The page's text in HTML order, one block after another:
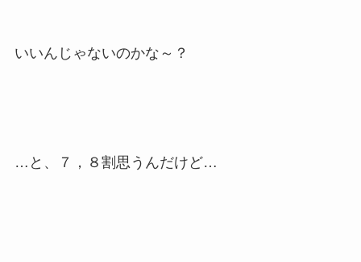
いいんじゃないのかな～？
…と、７，８割思うんだけど…